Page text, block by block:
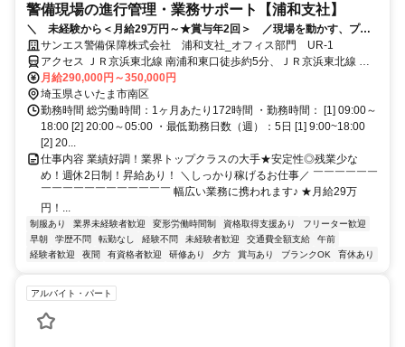
警備現場の進行管理・業務サポート【浦和支社】
＼ 未経験から＜月給29万円～★賞与年2回＞ ／現場を動かす、プロ
の裏方へ。内勤といっても、座りっぱなし業務ではなく、機材の準備や
実際に現場でのサポートもあり◎この『ちょうどいいバランス』が、長
く続く秘訣です。道路規制の現場経験者も大歓迎！経験を活かしたキャ
リアチェンジも叶います！
サンエス警備保障株式会社 浦和支社_オフィス部門 UR-1
アクセス ＪＲ京浜東北線 南浦和東口徒歩約5分、ＪＲ京浜東北線 南
浦和東口徒歩約5分、ＪＲ京浜東北線 浦和東口徒歩約26分 「南浦和
駅」から徒歩5分 ★駅近で通勤ラクラク ★交通費全額支給
月給290,000円～350,000円
埼玉県さいたま市南区
勤務時間 総労働時間：1ヶ月あたり172時間 ・勤務時間： [1] 09:00～
18:00 [2] 20:00～05:00 ・最低勤務日数（週）：5日 [1] 9:00~18:00
[2] 20...
仕事内容 業績好調！業界トップクラスの大手★安定性◎残業少な
め！週休2日制！昇給あり！ ＼しっかり稼げるお仕事／ ￣￣￣￣￣￣
￣￣￣￣￣￣￣￣￣￣￣￣ 幅広い業務に携われます♪ ★月給29万
円！...
制服あり 業界未経験者歓迎 変形労働時間制 資格取得支援あり
フリーター歓迎
早朝
学歴不問 転勤なし 経験不問 未経験者歓迎 交通費全額支給
午前
経験者歓迎
夜間 有資格者歓迎 研修あり 夕方 賞与あり ブランクOK 育休あり
アルバイト・パート